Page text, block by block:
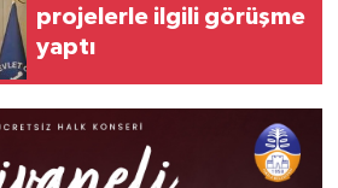
projelerle ilgili görüşme
yaptı